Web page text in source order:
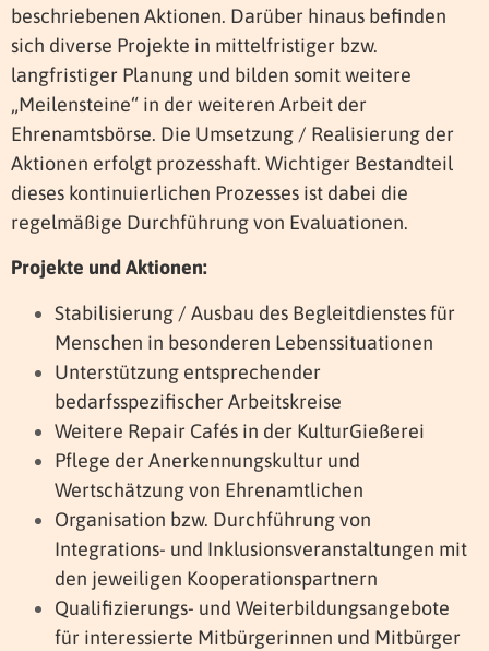
beschriebenen Aktionen. Darüber hinaus befinden
sich diverse Projekte in mittelfristiger bzw.
langfristiger Planung und bilden somit weitere
„Meilensteine“ in der weiteren Arbeit der
Ehrenamtsbörse. Die Umsetzung / Realisierung der
Aktionen erfolgt prozesshaft. Wichtiger Bestandteil
dieses kontinuierlichen Prozesses ist dabei die
regelmäßige Durchführung von Evaluationen.
Projekte und Aktionen:
Stabilisierung / Ausbau des Begleitdienstes für
Menschen in besonderen Lebenssituationen
Unterstützung entsprechender
bedarfsspezifischer Arbeitskreise
Weitere Repair Cafés in der KulturGießerei
Pflege der Anerkennungskultur und
Wertschätzung von Ehrenamtlichen
Organisation bzw. Durchführung von
Integrations- und Inklusionsveranstaltungen mit
den jeweiligen Kooperationspartnern
Qualifizierungs- und Weiterbildungsangebote
für interessierte Mitbürgerinnen und Mitbürger